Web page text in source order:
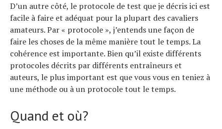
D’un autre côté, le protocole de test que je décris ici est
facile à faire et adéquat pour la plupart des cavaliers
amateurs. Par « protocole », j’entends une façon de
faire les choses de la même manière tout le temps. La
cohérence est importante. Bien qu’il existe différents
protocoles décrits par différents entraîneurs et
auteurs, le plus important est que vous vous en teniez à
une méthode ou à un protocole tout le temps.
Quand et où?